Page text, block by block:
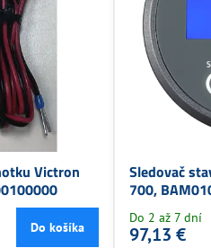
Victron
Do košíka
Sledovač
700,
Do 2 až 7 dní
97,13 €